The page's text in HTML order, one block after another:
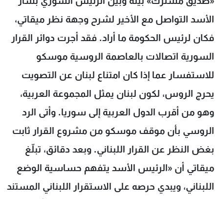
الأسد التواصل مع الأخير لشرح وجهة نظر ميقاتي،
فكان لرئيس الحكومة ما أراد. فقد أجرت دوائر القرار
السورية اتصالات بالعاصمة الروسية موسكو
للاستفسار عما إذا كان امتناع لبنان عن التصويت
يحرج الروس، لكون لبنان يمثل المجموعة العربية،
وهو من أقرب الدول العربية إلى سوريا. وأتى الرد
الروسي بأن موقف موسكو من مشروع القرار ثابت
بغض النظر عن القرار اللبناني. وبعد دقائق، تبلّغ
ميقاتي أن «الرئيس الأسد يتفهم حساسية الوضع
اللبناني، ويبدي حرصه على الاستقرار اللبناني المستند